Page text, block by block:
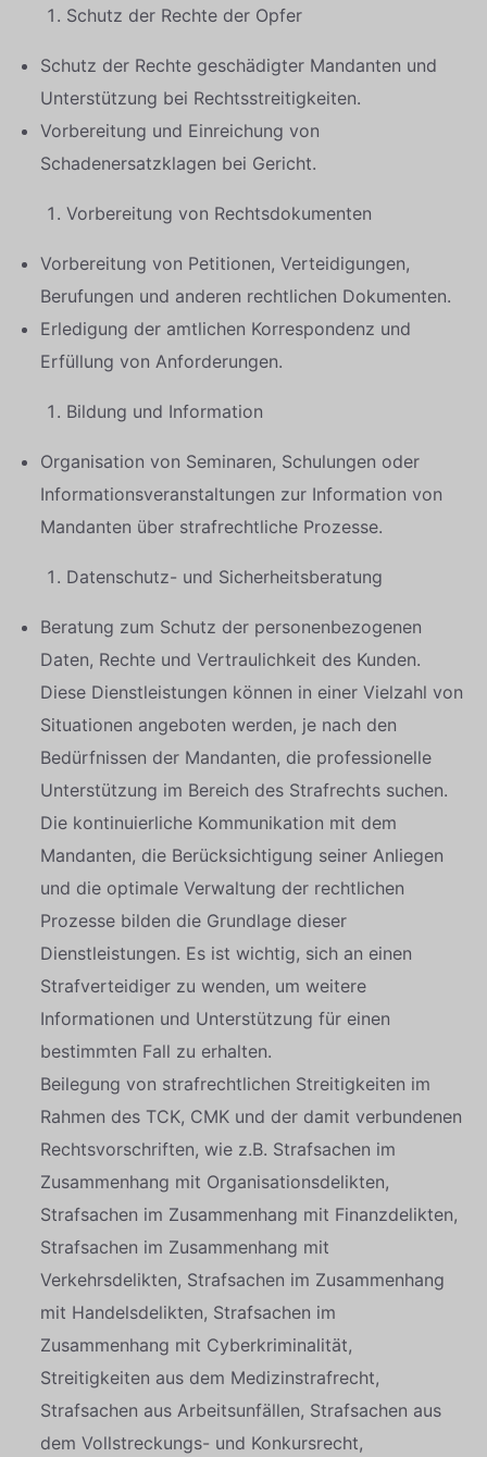
Schutz der Rechte der Opfer
Schutz der Rechte geschädigter Mandanten und
Unterstützung bei Rechtsstreitigkeiten.
Vorbereitung und Einreichung von
Schadenersatzklagen bei Gericht.
Vorbereitung von Rechtsdokumenten
Vorbereitung von Petitionen, Verteidigungen,
Berufungen und anderen rechtlichen Dokumenten.
Erledigung der amtlichen Korrespondenz und
Erfüllung von Anforderungen.
Bildung und Information
Organisation von Seminaren, Schulungen oder
Informationsveranstaltungen zur Information von
Mandanten über strafrechtliche Prozesse.
Datenschutz- und Sicherheitsberatung
Beratung zum Schutz der personenbezogenen
Daten, Rechte und Vertraulichkeit des Kunden.
Diese Dienstleistungen können in einer Vielzahl von
Situationen angeboten werden, je nach den
Bedürfnissen der Mandanten, die professionelle
Unterstützung im Bereich des Strafrechts suchen.
Die kontinuierliche Kommunikation mit dem
Mandanten, die Berücksichtigung seiner Anliegen
und die optimale Verwaltung der rechtlichen
Prozesse bilden die Grundlage dieser
Dienstleistungen. Es ist wichtig, sich an einen
Strafverteidiger zu wenden, um weitere
Informationen und Unterstützung für einen
bestimmten Fall zu erhalten.
Beilegung von strafrechtlichen Streitigkeiten im
Rahmen des TCK, CMK und der damit verbundenen
Rechtsvorschriften, wie z.B. Strafsachen im
Zusammenhang mit Organisationsdelikten,
Strafsachen im Zusammenhang mit Finanzdelikten,
Strafsachen im Zusammenhang mit
Verkehrsdelikten, Strafsachen im Zusammenhang
mit Handelsdelikten, Strafsachen im
Zusammenhang mit Cyberkriminalität,
Streitigkeiten aus dem Medizinstrafrecht,
Strafsachen aus Arbeitsunfällen, Strafsachen aus
dem Vollstreckungs- und Konkursrecht,